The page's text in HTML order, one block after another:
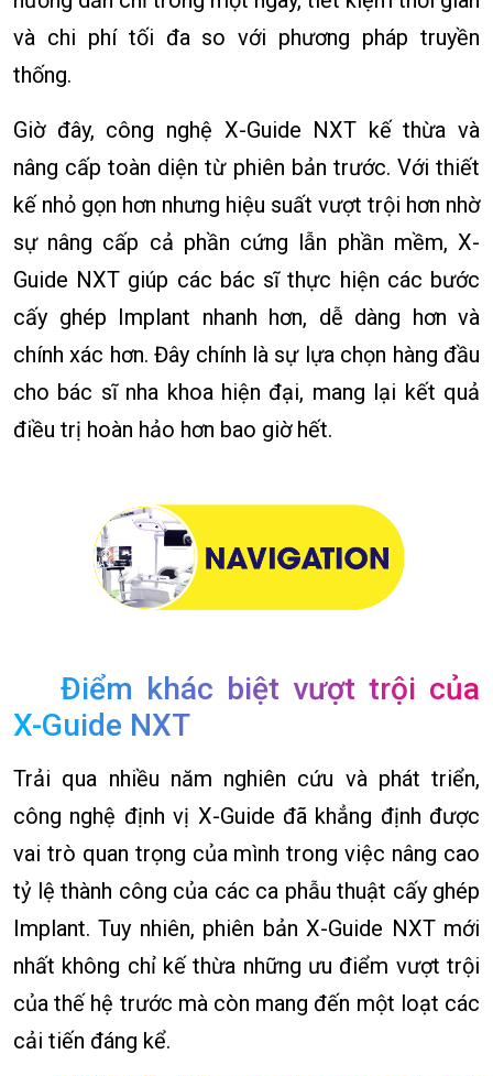
và chi phí tối đa so với phương pháp truyền
thống.
Giờ đây, công nghệ X-Guide NXT kế thừa và
nâng cấp toàn diện từ phiên bản trước. Với thiết
kế nhỏ gọn hơn nhưng hiệu suất vượt trội hơn nhờ
sự nâng cấp cả phần cứng lẫn phần mềm, X-
Guide NXT giúp các bác sĩ thực hiện các bước
cấy ghép Implant nhanh hơn, dễ dàng hơn và
chính xác hơn. Đây chính là sự lựa chọn hàng đầu
cho bác sĩ nha khoa hiện đại, mang lại kết quả
điều trị hoàn hảo hơn bao giờ hết.
Điểm khác biệt vượt trội của
X-Guide NXT
Trải qua nhiều năm nghiên cứu và phát triển,
công nghệ định vị X-Guide đã khẳng định được
vai trò quan trọng của mình trong việc nâng cao
tỷ lệ thành công của các ca phẫu thuật cấy ghép
Implant. Tuy nhiên, phiên bản X-Guide NXT mới
nhất không chỉ kế thừa những ưu điểm vượt trội
của thế hệ trước mà còn mang đến một loạt các
cải tiến đáng kể.